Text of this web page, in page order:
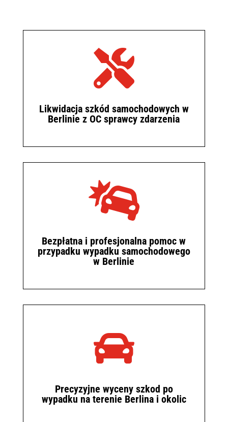

Likwidacja szkód samochodowych w
Berlinie z OC sprawcy zdarzenia

Bezpłatna i profesjonalna pomoc w
przypadku wypadku samochodowego
w Berlinie

Precyzyjne wyceny szkod po
wypadku na terenie Berlina i okolic